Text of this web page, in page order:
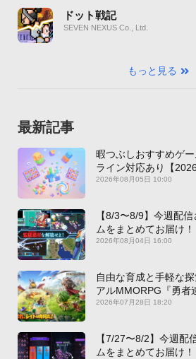
ドット戦記
SEVEN NEXUS Co., Ltd.
もっと見る
最新記事
暇つぶしおすすめゲ
ライン対応あり【2026
2026年08月05日 10:00
【8/3〜8/9】今週配
ムをまとめてお届け！
2026年08月04日 16:00
自由な育成と手軽な
アルMMORPG『勇者
新作PICKUP】
2026年07月28日 18:20
【7/27〜8/2】今週配
ムをまとめてお届け！